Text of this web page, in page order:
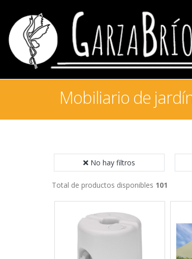
Mobiliario de
No hay filtros
Total de productos disponibles 101